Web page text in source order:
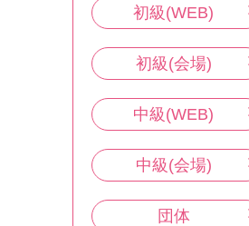
初級(WEB)
初級(会場)
中級(WEB)
中級(会場)
団体